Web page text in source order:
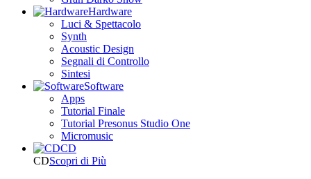
Hardware
Luci & Spettacolo
Synth
Acoustic Design
Segnali di Controllo
Sintesi
Software
Apps
Tutorial Finale
Tutorial Presonus Studio One
Micromusic
CD
CDScopri di Più